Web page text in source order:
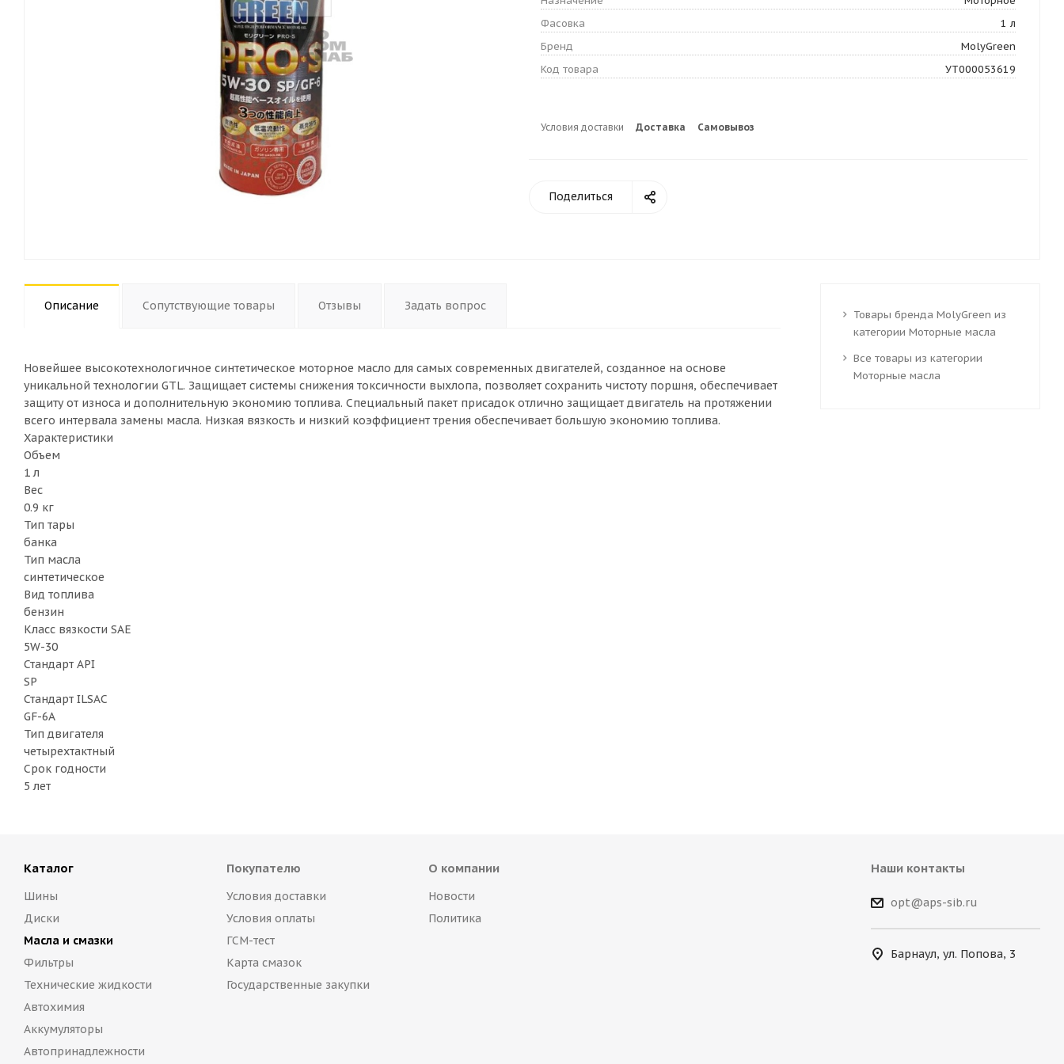
Фасовка
1 л
Бренд
MolyGreen
Код товара
УТ000053619
Условия доставки Доставка Самовывоз
Поделиться
Описание Сопутствующие товары Отзывы Задать вопрос
Новейшее высокотехнологичное синтетическое моторное масло для самых современных двигателей, созданное на основе
уникальной технологии GTL. Защищает системы снижения токсичности выхлопа, позволяет сохранить чистоту поршня, обеспечивает
защиту от износа и дополнительную экономию топлива. Специальный пакет присадок отлично защищает двигатель на протяжении
всего интервала замены масла. Низкая вязкость и низкий коэффициент трения обеспечивает большую экономию топлива.
Характеристики
Объем
1 л
Вес
0.9 кг
Тип тары
банка
Тип масла
синтетическое
Вид топлива
бензин
Класс вязкости SAE
5W-30
Стандарт API
SP
Стандарт ILSAC
GF-6A
Тип двигателя
четырехтактный
Срок годности
5 лет
Товары бренда MolyGreen из
категории Моторные масла
Все товары из категории
Моторные масла
Каталог
Шины
Диски
Масла и смазки
Фильтры
Технические жидкости
Автохимия
Аккумуляторы
Автопринадлежности
Покупателю
Условия доставки
Условия оплаты
ГСМ-тест
Карта смазок
Государственные закупки
О компании
Новости
Политика
Наши контакты
opt@aps-sib.ru
Барнаул, ул. Попова, 3